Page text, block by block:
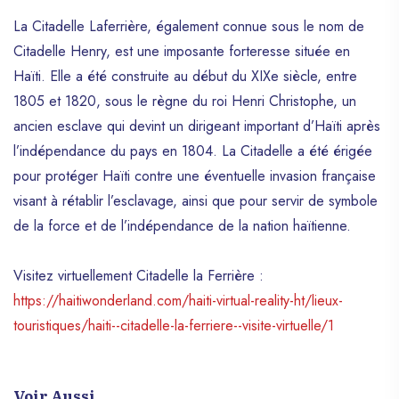
Les Cayemites
Parc National Macaya
Royal Decameron
La Citadelle Laferrière, également connue sous le nom de
Citadelle Henry, est une imposante forteresse située en
Haïti. Elle a été construite au début du XIXe siècle, entre
1805 et 1820, sous le règne du roi Henri Christophe, un
ancien esclave qui devint un dirigeant important d’Haïti après
l’indépendance du pays en 1804. La Citadelle a été érigée
pour protéger Haïti contre une éventuelle invasion française
visant à rétablir l’esclavage, ainsi que pour servir de symbole
de la force et de l’indépendance de la nation haïtienne.
Visitez virtuellement Citadelle la Ferrière :
https://haitiwonderland.com/haiti-virtual-reality-ht/lieux-
touristiques/haiti--citadelle-la-ferriere--visite-virtuelle/1